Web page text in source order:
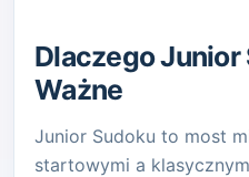
Dlaczego Junior
Ważne
Junior Sudoku to most
startowymi a